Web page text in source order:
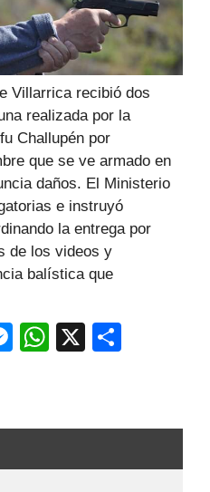
Villarrica recibió dos
realizada por la
Challupén por
que se ve armado en
daños. El Ministerio
e instruyó
la entrega por
de los videos y
balística que
M
s
n
W
s
p
X
p
tir